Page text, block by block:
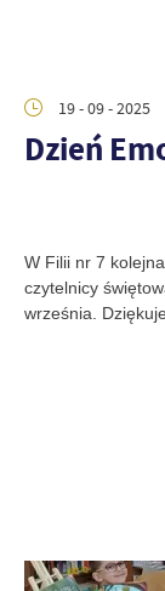
19 - 09 - 2025
Dzień
W Filii nr 7
czytelnicy
września.